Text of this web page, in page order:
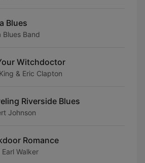
Blues
Blues Band
Witchdoctor
& Eric Clapton
Riverside Blues
Johnson
Romance
Earl Walker